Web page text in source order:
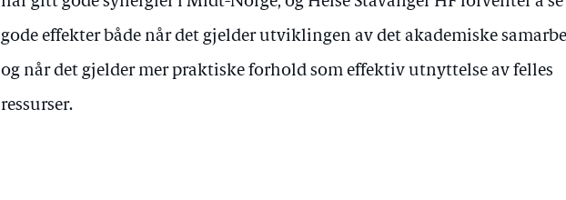
gode effekter både når det gjelder utviklingen av det akademiske
og når det gjelder mer praktiske forhold som effektiv utnyttelse av felles
ressurser.